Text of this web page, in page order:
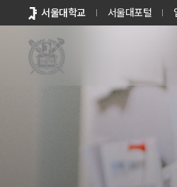
바로가기
메뉴
서울대학교 서울대포털